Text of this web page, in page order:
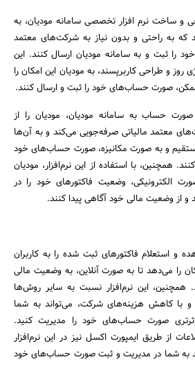
و ساخت نرم افزار تخصصی سامانه مودیان، به
که به راحتی و بدون نیاز به شرکت‌های معتمد
را ثبت و به سامانه مودیان ارسال کنند. این
روز و طراحی کاربرپسند، به مودیان این امکان را
صورت حساب‌های خود را ثبت و ارسال کنند.
صورت حساب به سامانه مودیان، مودیان را از
معتمد مالیاتی صرفه‌جویی می‌کند و به آن‌ها
و به صورت مکانیزه، صورت حساب‌های خود
همچنین، با استفاده از این نرم‌افزار، مودیان
الکترونیکی، وضعیت فاکتورهای خود را در
و از وضعیت مالی خود آگاهی پیدا کنند.
و استعلام فاکتورهای ثبت شده را به کاربران
را می‌دهد تا به صورت آنلاین، به وضعیت مالی
این نرم‌افزار نسبت به سایر روش‌ها
با کاهش هزینه‌های شرکت، می‌تواند به شما
صورت حساب‌های خود را مدیریت کنید.
از طریق ایمپورت اکسل نیز در این نرم‌افزار
به شما در مدیریت و ثبت صورت حساب‌های خود